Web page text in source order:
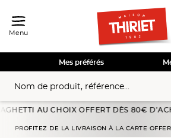
Menu Total de mes achats
Voir mon panier
Voir mon panier
Voir mon panier
Voir mon panier
Mes préférés
AU CHOIX OFFERT DÈS 80€
PROFITEZ DE LA LIVRAISON À LA CARTE